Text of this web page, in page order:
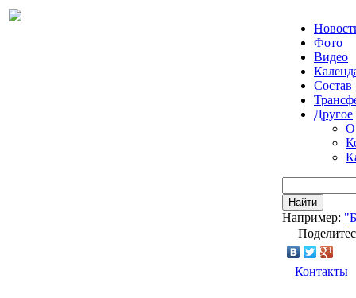
Фото
Видео
Состав
Другое
О
Найти
Например:
Контакты